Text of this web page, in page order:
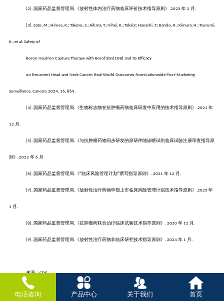
[2]. 国家药品监督管理局. 《放射性体内治疗药物临床评价技术指导原则》 .2023 年 2 月 .
[3]. Sato, M.; Hirose, K.; Takeno, S.; Aihara, T.; Nihei, K.; Takai,Y.; Hayashi, T.; Bando, K.; Kimura, H.; Tsurumi,
K.; et al. Safety of
Boron Neutron Capture Therapy with Borofalan(10B) and Its Efficacy
on Recurrent Head and Neck Cancer: Real-World Outcomes fromNationwide Post-Marketing
Surveillance. Cancers 2024, 16, 869.
[4]. 国家药品监督管理局. 《生物标志物在抗肿瘤药物临床研发中应用的技术指导原则》 .2021 年
12 月 .
[5]. 国家药品监督管理局. 《与抗肿瘤药物同步研发的原研伴随诊断试剂临床试验注册审查指导原
则》 .2022 年 6 月
[6]. 国家药品监督管理局. 《“临床风险管理计划”撰写指导原则》 . 2021 年 12 月 .
[7]. 国家药品监督管理局. 《放射性治疗药物申报上市临床风险管理计划技术指导原则》 .2025 年
1 月 .
[8]. 国家药品监督管理局. 《抗肿瘤药联合治疗临床试验技术指导原则》 . 2020 年 12 月 .
[9]. 国家药品监督管理局. 《放射性治疗药物非临床研究技术指导原则》 . 2024 年 1 月 .
来源：CDE
原文下载：
电话咨询 产品中心 关于我们 首页